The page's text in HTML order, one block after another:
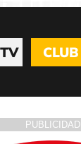
CLUB
PUBLICIDAD